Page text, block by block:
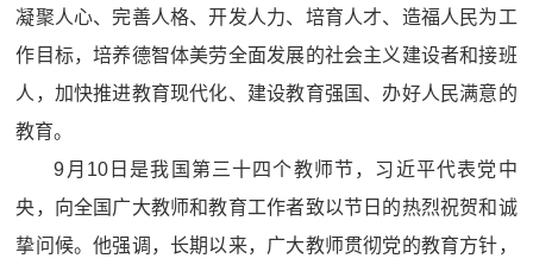
凝聚人心、完善人格、开发人力、培育人才、造福人民为工
作目标，培养德智体美劳全面发展的社会主义建设者和接班
人，加快推进教育现代化、建设教育强国、办好人民满意的
教育。
9月10日是我国第三十四个教师节，习近平代表党中
央，向全国广大教师和教育工作者致以节日的热烈祝贺和诚
挚问候。他强调，长期以来，广大教师贯彻党的教育方针，